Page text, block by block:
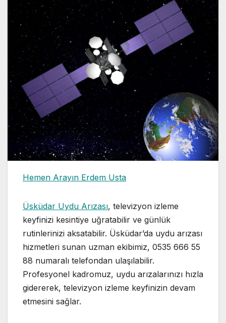
Hemen Arayın Erdem Usta
Üsküdar Uydu Arızası, televizyon izleme
keyfinizi kesintiye uğratabilir ve günlük
rutinlerinizi aksatabilir. Üsküdar’da uydu arızası
hizmetleri sunan uzman ekibimiz, 0535 666 55
88 numaralı telefondan ulaşılabilir.
Profesyonel kadromuz, uydu arızalarınızı hızla
gidererek, televizyon izleme keyfinizin devam
etmesini sağlar.